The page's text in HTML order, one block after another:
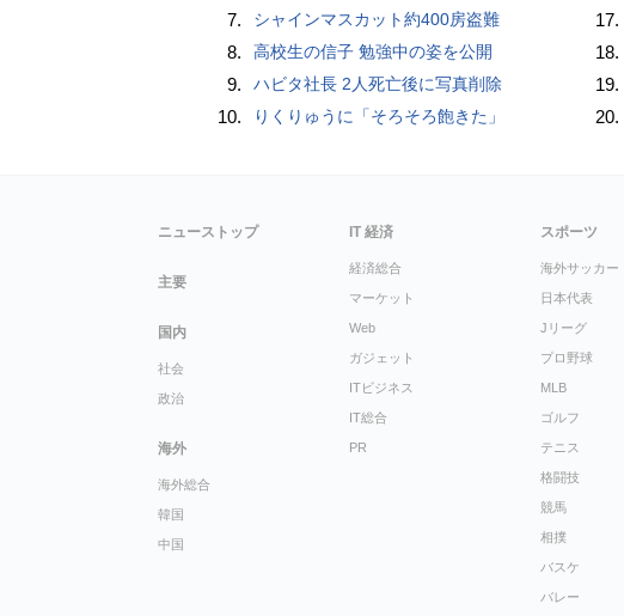
7. シャインマスカット約400房盗難
8. 高校生の信子 勉強中の姿を公開
9. ハビタ社長 2人死亡後に写真削除
10. りくりゅうに「そろそろ飽きた」
17.
18.
19.
20.
ニューストップ
主要
国内
社会
政治
海外
海外総合
韓国
中国
IT 経済
経済総合
マーケット
Web
ガジェット
ITビジネス
IT総合
PR
スポーツ
海外サッカー
日本代表
Jリーグ
プロ野球
MLB
ゴルフ
テニス
格闘技
競馬
相撲
バスケ
バレー